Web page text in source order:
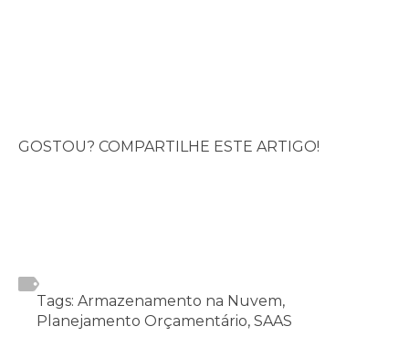
GOSTOU? COMPARTILHE ESTE ARTIGO!
Tags: Armazenamento na Nuvem,
Planejamento Orçamentário, SAAS